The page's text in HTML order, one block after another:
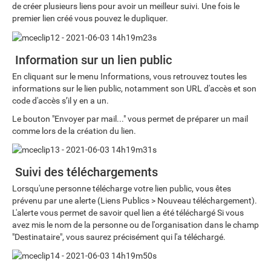
de créer plusieurs liens pour avoir un meilleur suivi. Une fois le
premier lien créé vous pouvez le dupliquer.
Information sur un lien public
En cliquant sur le menu Informations, vous retrouvez toutes les
informations sur le lien public, notamment son URL d'accès et son
code d'accès s’il y en a un.
Le bouton "Envoyer par mail..." vous permet de préparer un mail
comme lors de la création du lien.
Suivi des téléchargements
Lorsqu'une personne télécharge votre lien public, vous êtes
prévenu par une alerte (Liens Publics > Nouveau téléchargement).
L'alerte vous permet de savoir quel lien a été téléchargé Si vous
avez mis le nom de la personne ou de l'organisation dans le champ
"Destinataire", vous saurez précisément qui l'a téléchargé.